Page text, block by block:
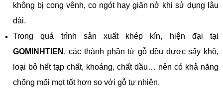
không bị cong vênh, co ngót hay giãn nở khi sử dụng lâu
dài.
Trong quá trình sản xuất khép kín, hiện đại tại
GOMINHTIEN , các thành phần từ gỗ đều được sấy khô,
loại bỏ hết tạp chất, khoáng, chất dầu… nên có khả năng
chống mối mọt tốt hơn so với gỗ tự nhiên.